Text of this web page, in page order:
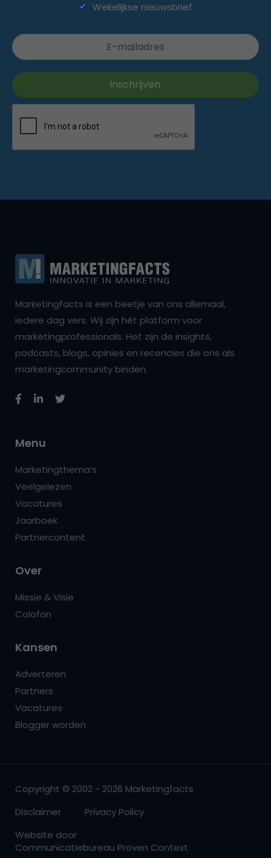
Wekelijkse nieuwsbrief
Marketingfacts is een beetje van ons allemaal,
iedere dag vers. Wij zijn hét platform voor
marketingprofessionals. Het zijn de insights,
podcasts, blogs, opinies en recencies die ons als
marketingcommunity binden.
Menu
Marketingthema’s
Veelgelezen
Vacatures
Jaarboek
Partnercontent
Over
Missie & Visie
Colofon
Kansen
Adverteren
Partners
Vacatures
Blogger worden
Copyright © 2002 - 2026 Marketingfacts
Disclaimer
Privacy Policy
Website door
Communicatiebureau Proven Context